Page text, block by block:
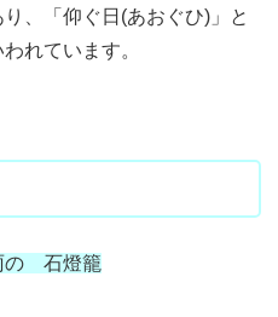
、「仰ぐ日(あおぐひ)」と
れています。
の 石燈籠